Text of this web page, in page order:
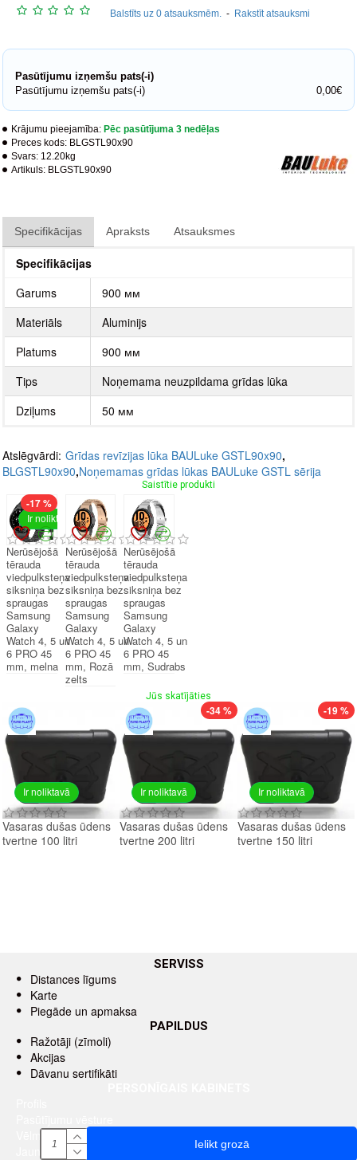
Krājumu pieejamība: Pēc pasūtījuma 3 nedēļas
Preces kods: BLGSTL90x90
Svars: 12.20kg
Artikuls: BLGSTL90x90
Balstīts uz 0 atsauksmēm. - Rakstīt atsauksmi
Pasūtījumu izņemšu pats(-i)
Pasūtījumu izņemšu pats(-i)
0,00€
Ielikt grozā
Specifikācijas Apraksts Atsauksmes
Specifikācijas
Garums
900 мм
Materiāls
Aluminijs
Platums
900 мм
Tips
Noņemama neuzpildama grīdas lūka
Dziļums
50 мм
Atslēgvārdi: Grīdas revīzijas lūka BAULuke GSTL90x90,
BLGSTL90x90,Noņemamas grīdas lūkas BAULuke GSTL sērija
Saistītie produkti
Ir noliktavā
-17 %
Nerūsējošā
tērauda
viedpulksteņa
siksniņa bez
spraugas
Samsung
Galaxy
Watch 4, 5 un
6 PRO 45
mm, melna
Nerūsējošā
tērauda
viedpulksteņa
siksniņa bez
spraugas
Samsung
Galaxy
Watch 4, 5 un
6 PRO 45
mm, Rozā
zelts
Nerūsējošā
tērauda
viedpulksteņa
siksniņa bez
spraugas
Samsung
Galaxy
Watch 4, 5 un
6 PRO 45
mm, Sudrabs
Jūs skatījāties
Ir noliktavā
Vasaras dušas ūdens
tvertne 100 litri
Ir noliktavā
-34 %
Vasaras dušas ūdens
tvertne 200 litri
Ir noliktavā
-19 %
Vasaras dušas ūdens
tvertne 150 litri
SERVISS
Distances līgums
Karte
Piegāde un apmaksa
PAPILDUS
Ražotāji (zīmoli)
Akcijas
Dāvanu sertifikāti
Vēlmju saraksts
Jaunumu saņemšana pa e-pastu